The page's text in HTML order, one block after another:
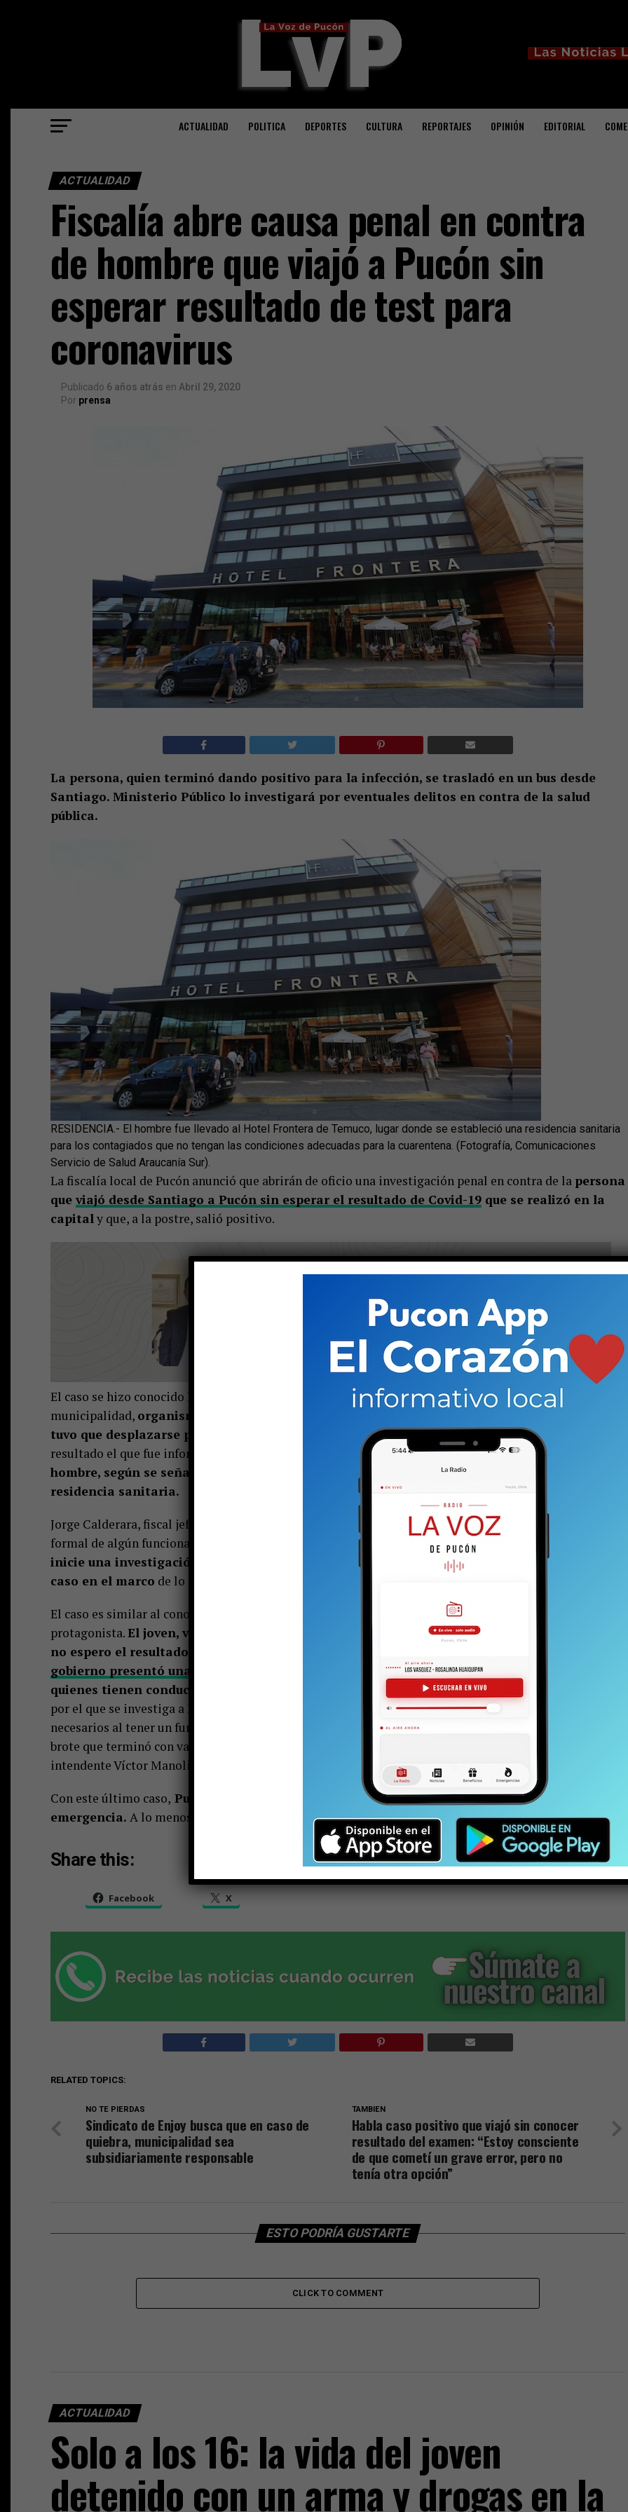
ACTUALIDAD POLITICA DEPORTES CULTURA REPORTAJES OPINIÓN EDITORIAL
ACTUALIDAD
Fiscalía abre causa penal en contra
de hombre que viajó a Pucón sin
esperar resultado de test para
coronavirus
Publicado 6 años atrás en Abril 29, 2020
Por prensa
La persona, quien terminó dando positivo para la infección, se trasladó en un bus desde
Santiago. Ministerio Público lo investigará por eventuales delitos en contra de la salud
pública.
RESIDENCIA.- El hombre fue llevado al Hotel Frontera de Temuco, lugar donde se estableció una residencia sanitaria
para los contagiados que no tengan las condiciones adecuadas para la cuarentena. (Fotografía, Comunicaciones
Servicio de Salud Araucanía Sur).
La fiscalía local de Pucón anunció que abrirán de oficio una investigación penal en contra de la persona
que viajó desde Santiago a Pucón sin esperar el resultado de Covid-19 que se realizó en la
capitaly que, a la postre, salió positivo.
El caso se hizo conocido la tarde de este miércoles y fue informado por el departamento de Salud de la
municipalidad, organismo que señaló que el hombre vive en el sector rural de Pucón y que
tuvo que desplazarse por trabajo a la capital.
Y fue allá donde se hizo el examen, pero no esperó el
resultado el que fue informado a la salud pública local a través de una funcionaria santiaguina.
hombre, según se señaló, fue llevado al Hotel Frontera de Temuco, lugar donde funciona una
residencia sanitaria.
Jorge Calderara, fiscal jefe de Pucón, señaló a La Voz…, que si bien no se ha recibido ninguna denuncia
formal de algún funcionario público, igual decidieron abrir una causa de oficio.
inicie una investigación de oficio por parte de la fiscalía local de Pucón para indagar este
caso en el marco de lo dispuesto en el artículo 318 del código penal”, expuso el persecutor.
El caso es similar al conocido a mediados de marzo y que tuvo a Tomás León Marinkovic como
protagonista.El joven, volvió de un viaje a Brasil, presentó síntomas, se hizo un examen, pero
no espero el resultado y viajó a Temuco para luego dirigirse a Villarrica. En ese caso e
gobierno presentó una querella
por el mismo artículo 318 el que imputa delitos en torno a
quienes tienen conductas que atenten en contra de la salubridad pública.
por el que se investiga a la seremi de Salud
, quien, en principio, no tuvo los cuidados
necesarios al tener un funcionario positivo. La misma Guzmán dio positivo para el virus y provocó un
brote que terminó con varios miembros del gobierno regional contaminados, entre ellos, el mismo
intendente Víctor Manoli.
Con este último caso, Pucón acumula 15 positivos para coronavirus Covid-19 en lo que va de la
emergencia. A lo menos cuatro de ellos están recuperados.
Share this:
Facebook X
RELATED TOPICS:
TAMBIEN
Habla caso positivo que viajó sin conocer
resultado del examen: “Estoy consciente
de que cometí un grave error, pero no
tenía otra opción”
NO TE PIERDAS
Sindicato de Enjoy busca que en caso de
quiebra, municipalidad sea
subsidiariamente responsable
ESTO PODRÍA GUSTARTE
CLICK TO COMMENT
ACTUALIDAD
Solo a los 16: la vida del joven
detenido con un arma y drogas en la